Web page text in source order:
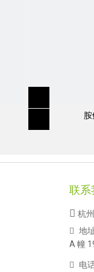
联系
 杭
 地
A 幢
 电